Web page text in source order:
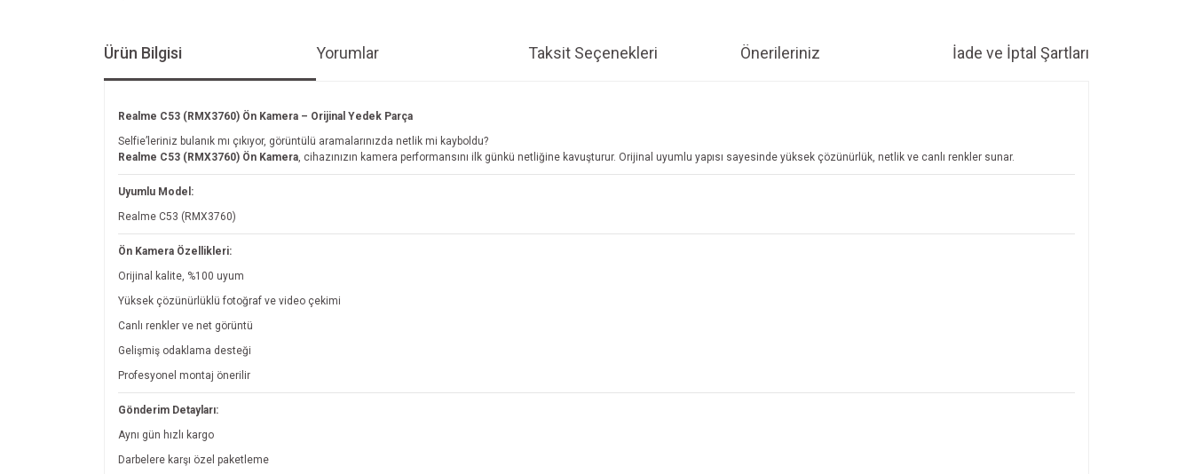
Ürün Bilgisi Yorumlar Taksit Seçenekleri Önerileriniz İade ve İptal Şartları
Realme C53 (RMX3760) Ön Kamera – Orijinal Yedek Parça
Selfie’leriniz bulanık mı çıkıyor, görüntülü aramalarınızda netlik mi kayboldu?
Realme C53 (RMX3760) Ön Kamera , cihazınızın kamera performansını ilk günkü netliğine kavuşturur. Orijinal uyumlu yapısı sayesinde yüksek çözünürlük, netlik ve canlı renkler sunar.
Uyumlu Model:
Realme C53 (RMX3760)
Ön Kamera Özellikleri:
Orijinal kalite, %100 uyum
Yüksek çözünürlüklü fotoğraf ve video çekimi
Canlı renkler ve net görüntü
Gelişmiş odaklama desteği
Profesyonel montaj önerilir
Gönderim Detayları:
Aynı gün hızlı kargo
Darbelere karşı özel paketleme